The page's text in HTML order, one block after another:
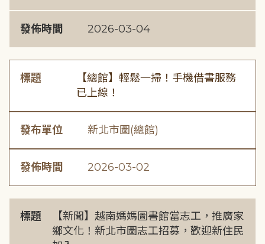
發佈時間 2026-03-04
標題
【總館】輕鬆一掃！手機借書服務
已上線！
發布單位 新北市圖(總館)
發佈時間 2026-03-02
標題
【新聞】越南媽媽圖書館當志工，推廣家
鄉文化！新北市圖志工招募，歡迎新住民